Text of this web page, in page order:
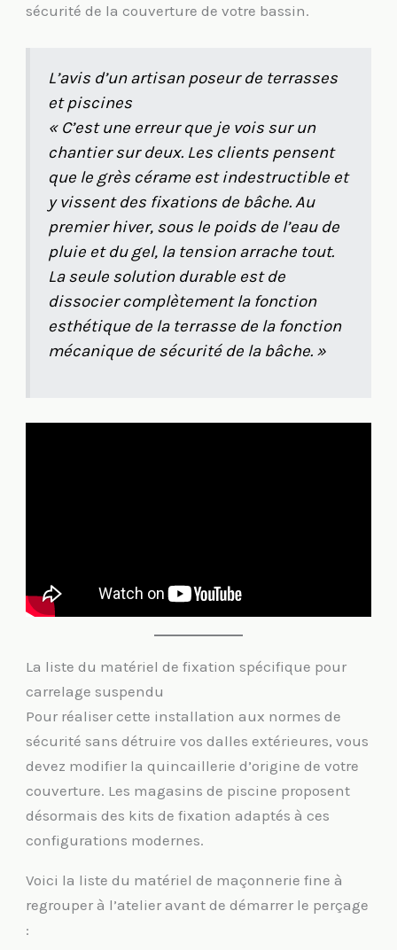
sécurité de la couverture de votre bassin.
L’avis d’un artisan poseur de terrasses
et piscines
« C’est une erreur que je vois sur un
chantier sur deux. Les clients pensent
que le grès cérame est indestructible et
y vissent des fixations de bâche. Au
premier hiver, sous le poids de l’eau de
pluie et du gel, la tension arrache tout.
La seule solution durable est de
dissocier complètement la fonction
esthétique de la terrasse de la fonction
mécanique de sécurité de la bâche. »
La liste du matériel de fixation spécifique pour
carrelage suspendu
Pour réaliser cette installation aux normes de
sécurité sans détruire vos dalles extérieures, vous
devez modifier la quincaillerie d’origine de votre
couverture. Les magasins de piscine proposent
désormais des kits de fixation adaptés à ces
configurations modernes.
Voici la liste du matériel de maçonnerie fine à
regrouper à l’atelier avant de démarrer le perçage
: